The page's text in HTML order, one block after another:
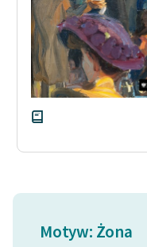
Motyw: Żona